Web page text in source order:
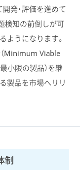
発・評価を進めて
検知の前倒しが可
ようになります。
Minimum Viable
小限の製品）を継
製品を市場へリリ
制